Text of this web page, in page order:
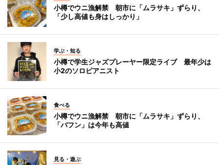
小樽でウニ漁解禁 朝市に「ムラサキ」ずらり、
「少し高値も身はしっかり」
学ぶ・知る
小樽で学生ジャズプレーヤー限定ライブ 最年少は
小2のソロピアニスト
食べる
小樽でウニ漁解禁 朝市に「ムラサキ」ずらり、
「バフン」は今年も高値
見る・遊ぶ